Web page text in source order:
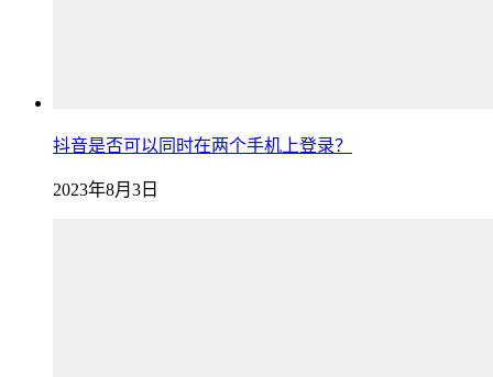
抖音是否可以同时在两个手机上登录？
2023年8月3日